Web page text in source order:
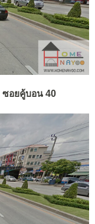
ซอยคู้บอน 40